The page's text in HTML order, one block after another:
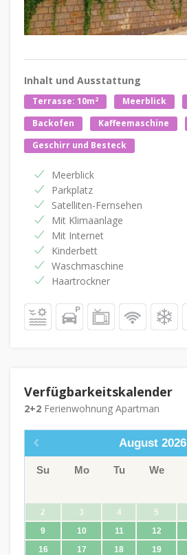
Inhalt und Ausstattung
Terrasse: 10m2 Meerblick
Backofen
Kaffeemaschine
Geschirr und Besteck
Meerblick
Parkplatz
Satelliten-Fernsehen
Mit Klimaanlage
Mit Internet
Kinderbett
Waschmaschine
Haartrockner
Verfügbarkeitskalender
2+2 Ferienwohnung Apartman
August 2026
Su Mo Tu We
2
3 4 5
9
10 11 12
16
17 18 19